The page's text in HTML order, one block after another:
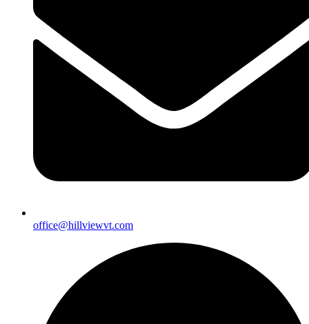
office@hillviewvt.com